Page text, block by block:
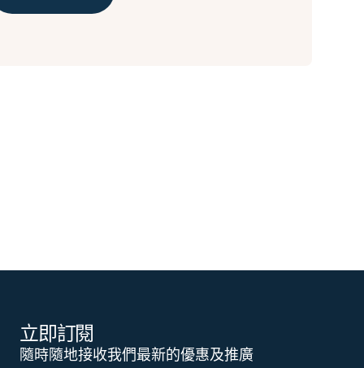
立即訂閱
隨時隨地接收我們最新的優惠及推廣